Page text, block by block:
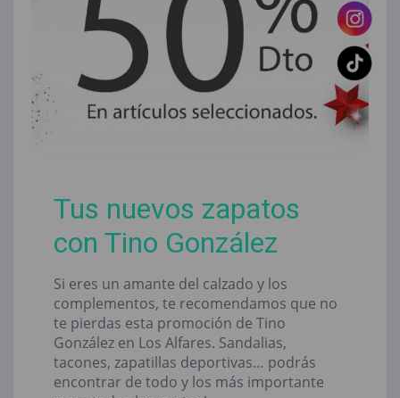
Tus nuevos zapatos
con Tino González
Si eres un amante del calzado y los
complementos, te recomendamos que no
te pierdas esta promoción de Tino
González en Los Alfares. Sandalias,
tacones, zapatillas deportivas… podrás
encontrar de todo y los más importante